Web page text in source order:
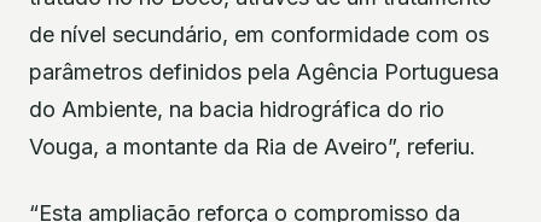
de nível secundário, em conformidade com os
parâmetros definidos pela Agência Portuguesa
do Ambiente, na bacia hidrográfica do rio
Vouga, a montante da Ria de Aveiro”, referiu.
“Esta ampliação reforça o compromisso da